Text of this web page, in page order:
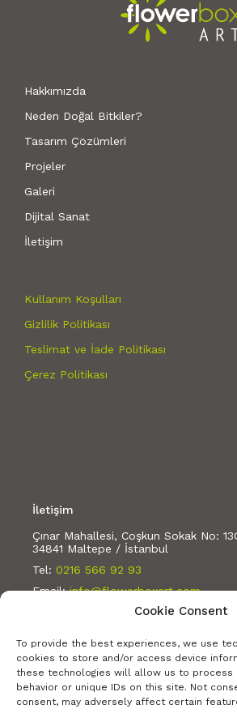
Cookie Consent
To provide the best experiences, we use
cookies to store and/or access device
these technologies will allow us to process
behavior or unique IDs on this site. Not
consent, may adversely affect certain
Hakkımızda
Neden Doğal Bitkiler?
Tasarım Çözümleri
Projeler
Galeri
Dijital Sanat
İletişim
Kullanım Koşulları
Gizlilik Politikası
Teslimat ve İade Politikası
Çerez Politikası
İletişim
Çınar Mahallesi, Coşkun Sokak No:
34841 Maltepe / İstanbul
Tel: 0216 566 92 93
Email:info@flowerboxart.com
Bizi takip edin: